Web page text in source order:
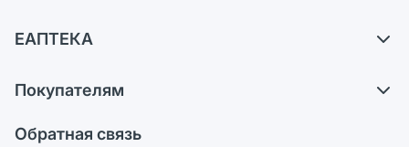
Самовывоз из аптек
Ответы на вопросы
ЕАПТЕКА
Карьера
Поставщики
Покупателям
Обратная связь